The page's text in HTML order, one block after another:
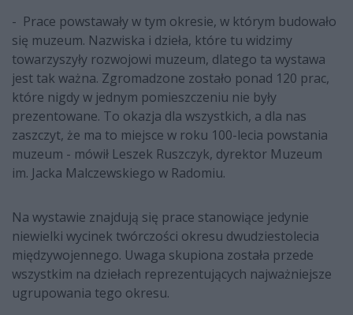
- Prace powstawały w tym okresie, w którym budowało
się muzeum. Nazwiska i dzieła, które tu widzimy
towarzyszyły rozwojowi muzeum, dlatego ta wystawa
jest tak ważna. Zgromadzone zostało ponad 120 prac,
które nigdy w jednym pomieszczeniu nie były
prezentowane. To okazja dla wszystkich, a dla nas
zaszczyt, że ma to miejsce w roku 100-lecia powstania
muzeum - mówił Leszek Ruszczyk, dyrektor Muzeum
im. Jacka Malczewskiego w Radomiu.
Na wystawie znajdują się prace stanowiące jedynie
niewielki wycinek twórczości okresu dwudziestolecia
międzywojennego. Uwaga skupiona została przede
wszystkim na dziełach reprezentujących najważniejsze
ugrupowania tego okresu.